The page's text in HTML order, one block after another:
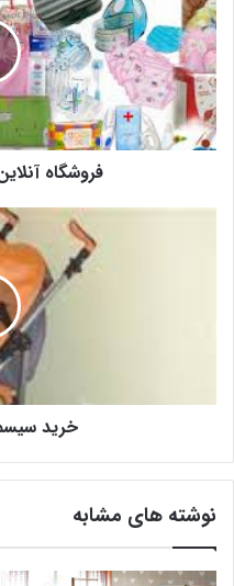
فروشگاه
خرید
نوشته های مشابه